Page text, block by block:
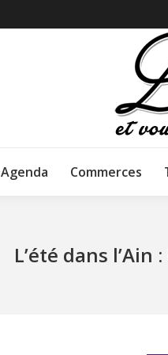
Agenda Commerces
L’été dans